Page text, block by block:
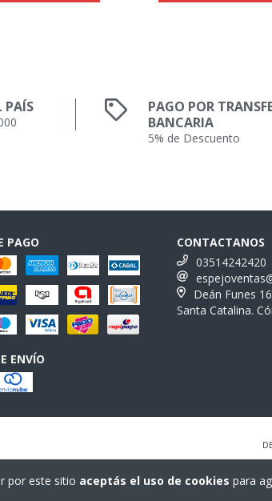
por este sitio aceptás el uso de cookies para
PAÍS
PAGO POR
BANCARIA
5% de Descuento
PAGO
ENVÍO
CONTACTANOS
03514242420
Deán Funes
Santa Catalina.